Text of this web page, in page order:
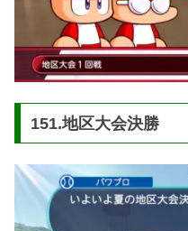
151.地区大会決勝